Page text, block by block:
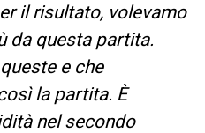
il risultato, volevamo
da questa partita.
e che
la partita. È
nel secondo